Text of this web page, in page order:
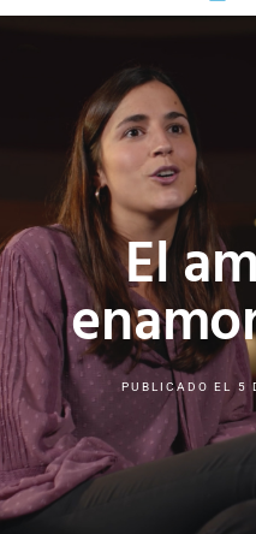
El
PUBLICADO EL 5